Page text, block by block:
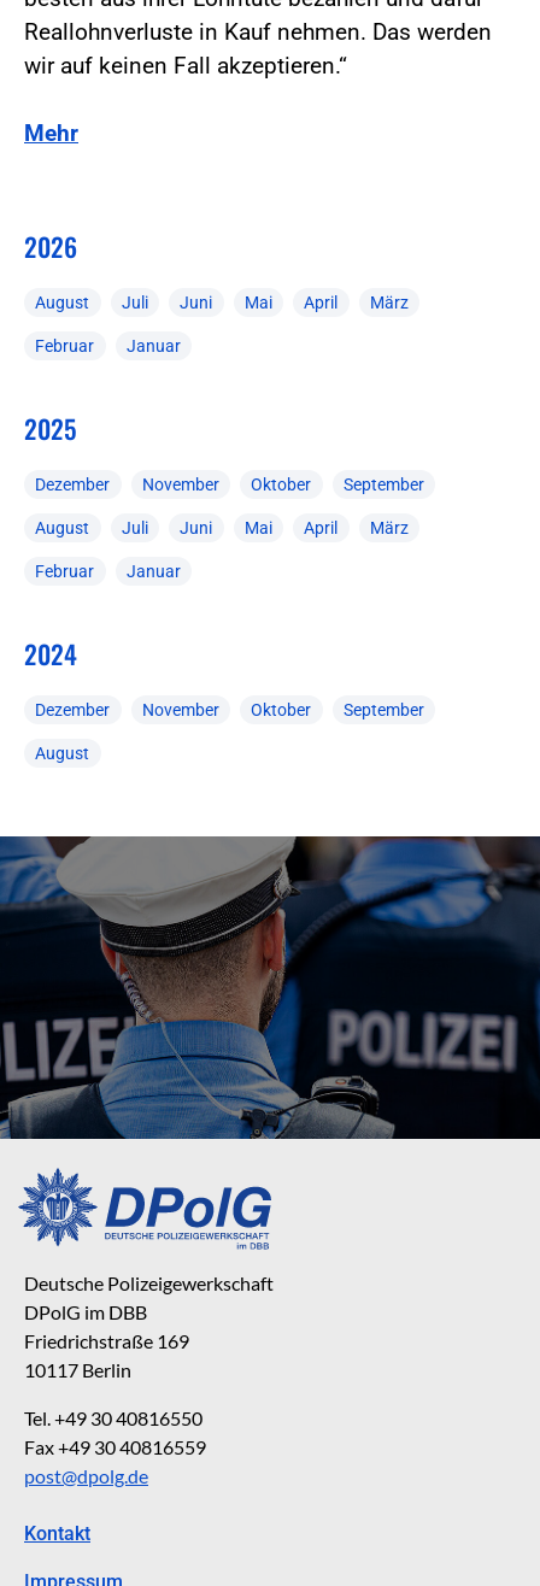
Reallohnverluste in Kauf nehmen. Das werden
wir auf keinen Fall akzeptieren.“
Mehr
2026
August Juli Juni Mai April März
Februar Januar
2025
Dezember November Oktober September
August Juli Juni Mai April März
Februar Januar
2024
Dezember November Oktober September
August
Deutsche Polizeigewerkschaft
DPolG im DBB
Friedrichstraße 169
10117 Berlin
Tel. +49 30 40816550
Fax +49 30 40816559
post@dpolg.de
Kontakt